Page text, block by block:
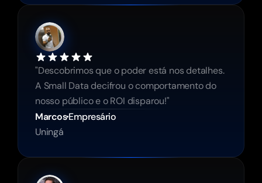
"Descobrimos que o poder está nos detalhes.
A Small Data decifrou o comportamento do
nosso público e o ROI disparou!"
MarcosEmpresário
Uningá